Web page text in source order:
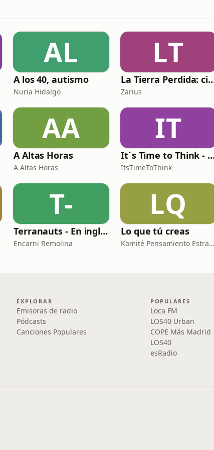
AL
A los 40, autismo
Nuria Hidalgo
LT
La Tierra Perdida:
Zarius
AA
A Altas Horas
A Altas Horas
IT
It´s Time to Think - ¿Nos
ItsTimeToThink
T-
Terranauts - En inglés y en español. Science and nature in 5 minutes
Encarni Remolina
LQ
Lo que tú creas
Komité Pensamiento Estratégico
EXPLORAR
Emisoras de radio
Pódcasts
Canciones Populares
POPULARES
Loca FM
LOS40 Urban
COPE Más Madrid
LOS40
esRadio